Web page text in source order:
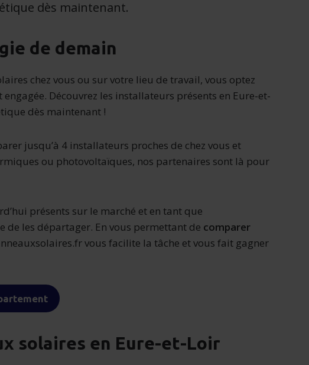
dès maintenant.
de demain
chez vous ou sur votre lieu de travail, vous optez
Découvrez les installateurs présents en Eure-et-
dès maintenant !
jusqu’à 4 installateurs proches de chez vous et
ou photovoltaïques, nos partenaires sont là pour
présents sur le marché et en tant que
les départager. En vous permettant de comparer
vous facilite la tâche et vous fait gagner
solaires en Eure-et-Loir